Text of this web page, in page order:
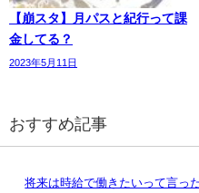
【崩スタ】月パスと紀行って課
金してる？
2023年5月11日
おすすめ記事
将来は時給で働きたいって言っ